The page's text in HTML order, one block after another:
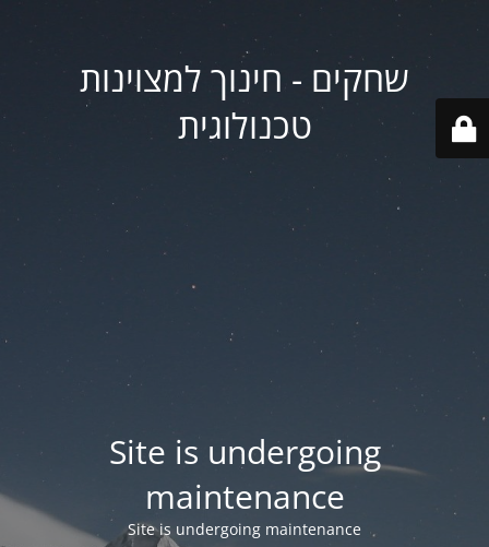
שחקים - חינוך למצוינות
טכנולוגית
Site is undergoing
maintenance
Site is undergoing maintenance